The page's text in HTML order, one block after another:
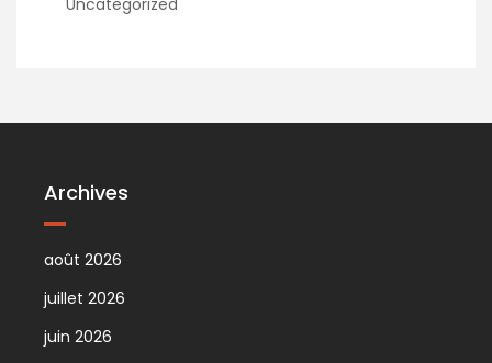
Uncategorized
Archives
août 2026
juillet 2026
juin 2026